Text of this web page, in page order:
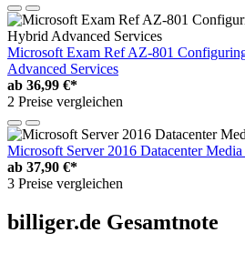
Microsoft Exam Ref AZ-801
Advanced Services
ab 36,99 €*
2 Preise vergleichen
Microsoft Server 2016 Datacenter
ab 37,90 €*
3 Preise vergleichen
billiger.de Gesamtnote